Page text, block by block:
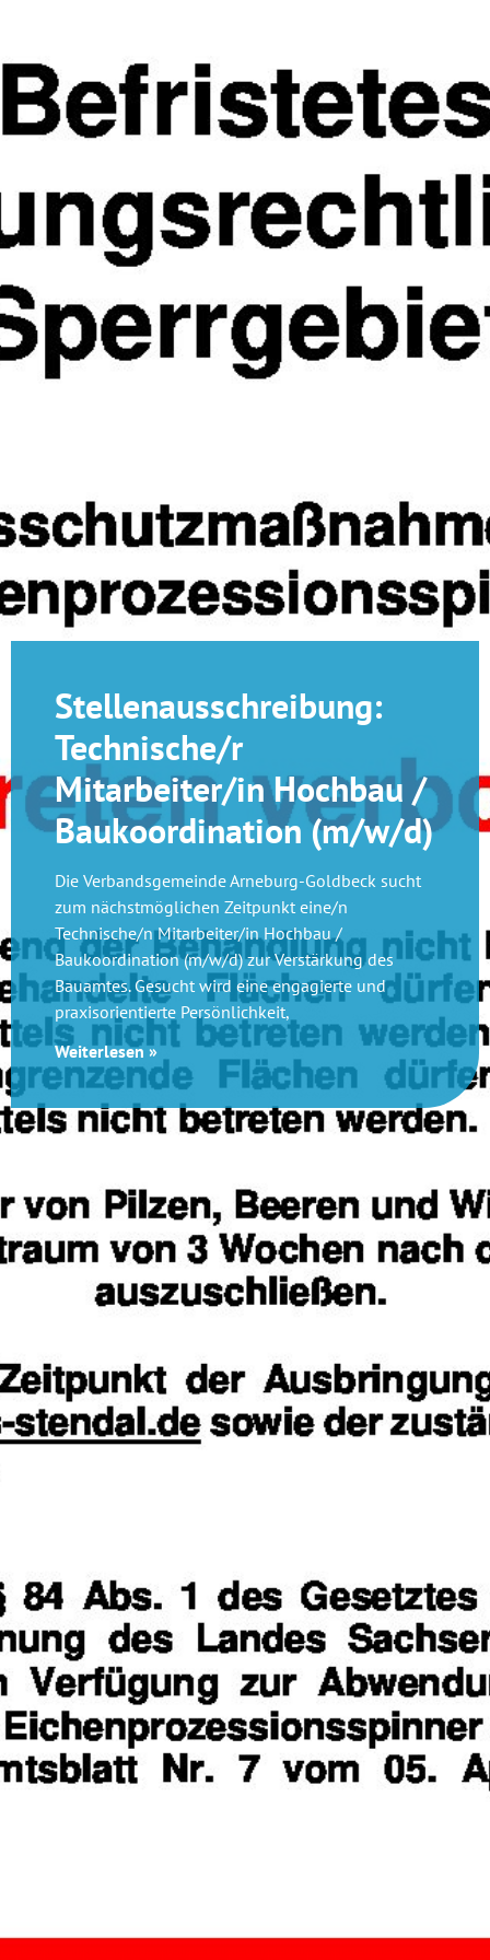
Stellenausschreibung:
Technische/r
Mitarbeiter/in Hochbau /
Baukoordination (m/w/d)
Die Verbandsgemeinde Arneburg-Goldbeck sucht
zum nächstmöglichen Zeitpunkt eine/n
Technische/n Mitarbeiter/in Hochbau /
Baukoordination (m/w/d) zur Verstärkung des
Bauamtes. Gesucht wird eine engagierte und
praxisorientierte Persönlichkeit,
Weiterlesen »